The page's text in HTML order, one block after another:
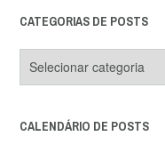
CATEGORIAS DE POSTS
de
CALENDÁRIO DE POSTS